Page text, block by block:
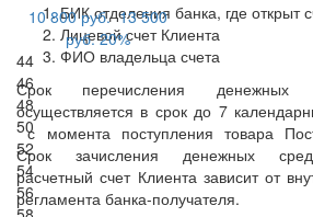
БИК отделения банка, где открыт
Лицевой счет Клиента
ФИО владельца счета
Срок перечисления денежных
осуществляется в срок до 7
с момента поступления товара
Срок зачисления денежных
расчетный счет Клиента зависит от
регламента банка-получателя.
10 800 руб. 13 500
руб. 20%
44
46
48
50
52
54
56